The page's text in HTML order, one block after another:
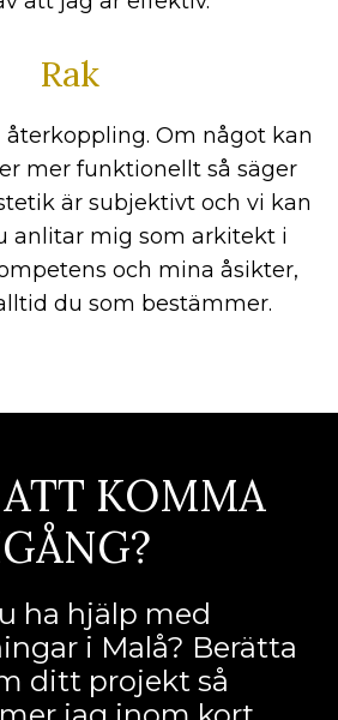
Rak
Om något kan
mer funktionellt så säger
är subjektivt och vi kan
anlitar mig som arkitekt i
och mina åsikter,
du som bestämmer.
KOMMA
ha hjälp med
i Malå? Berätta
ditt projekt så